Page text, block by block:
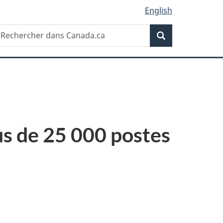
English
Recherche
de 25 000 postes